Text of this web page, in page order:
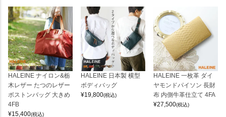
HALEINE ナイロン&栃
木レザー たつのレザー
ボストンバッグ 大きめ
4FB
¥15,400(税込)
HALEINE 日本製 横型
ボディバッグ
¥19,800(税込)
HALEINE 一枚革 ダイ
ヤモンドパイソン 長財
布 内側牛革仕立て 4FA
¥27,500(税込)